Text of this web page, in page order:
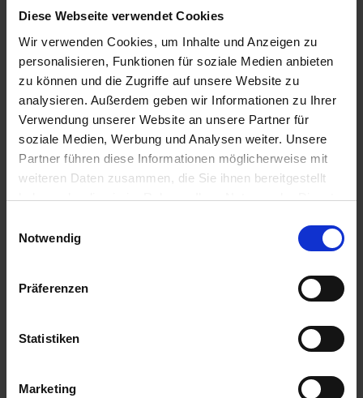
Diese Webseite verwendet Cookies
Wir verwenden Cookies, um Inhalte und Anzeigen zu
personalisieren, Funktionen für soziale Medien anbieten
zu können und die Zugriffe auf unsere Website zu
analysieren. Außerdem geben wir Informationen zu Ihrer
Verwendung unserer Website an unsere Partner für
soziale Medien, Werbung und Analysen weiter. Unsere
Partner führen diese Informationen möglicherweise mit
weiteren Daten zusammen, die Sie ihnen bereitgestellt
haben oder die sie im Rahmen Ihrer Nutzung der Dienste
Cookies, wenn Sie unsere Webseite weiterhin nutzen.
Notwendig
Präferenzen
Statistiken
Marketing
€99.85
Prices incl. VAT,plus shipping costs
Ready to ship today, Delivery time appr. 2-4 workdays within
Germany
Add to shopping cart
Remember Comment
part no.: 3432826
The facts: Steel braided brake hoses with ABE (General